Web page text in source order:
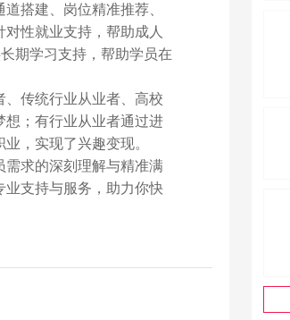
搭建、岗位精准推荐、
性就业支持，帮助成人
期学习支持，帮助学员在
传统行业从业者、高校
想；有行业从业者通过进
，实现了兴趣变现。
需求的深刻理解与精准满
业支持与服务，助力你快